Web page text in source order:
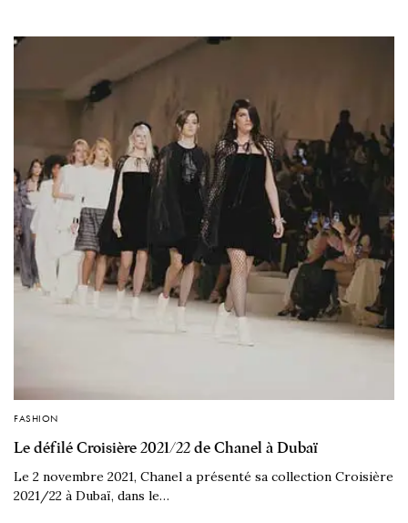
FASHION
Le défilé Croisière 2021/22 de Chanel à Dubaï
Le 2 novembre 2021, Chanel a présenté sa collection Croisière
2021/22 à Dubaï, dans le…